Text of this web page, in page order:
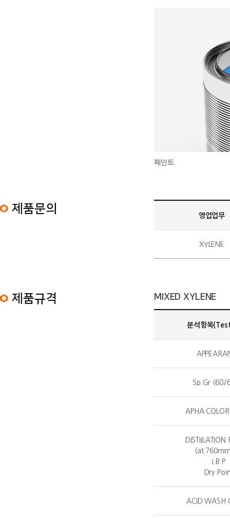
페인트
제품문의 영업업무
XYLENE
제품규격 MIXED XYLENE
분석항목
Sp.Gr (60/
APHA
DISTIILATION
(at
I.B.P
Dry
ACID WASH